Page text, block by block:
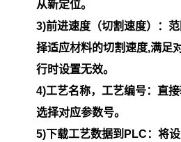
从新定位。
3)前进速度（切割速度）：
择适应材料的切割速度,满足
行时设置无效。
4)工艺名称，工艺编号：直接
选择对应参数号。
5)下载工艺数据到PLC：将